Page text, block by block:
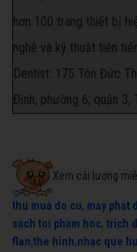
hơn 100 trang thiết bị
nghệ và kỹ thuật tiên
Dentist: 175 Tôn Đức
Định, phường 6, quận 3,
Xem cải lương
thu mua do cu, may phat
sach toi pham hoc, trich
flan,the hinh,nhac que